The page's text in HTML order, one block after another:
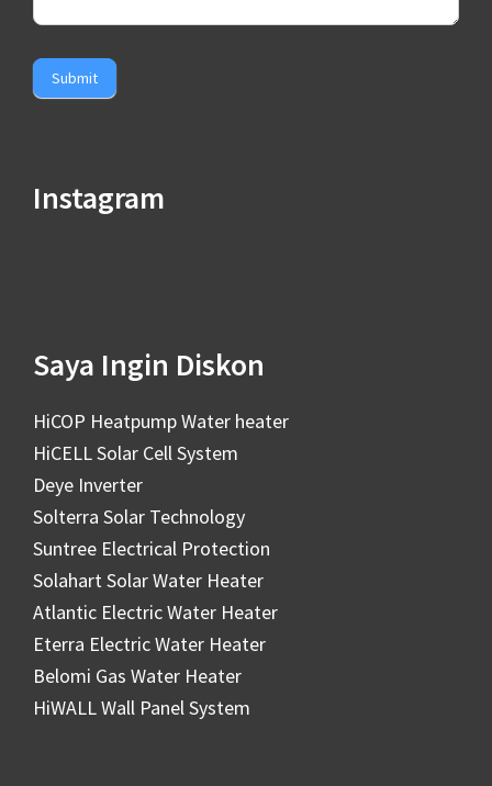
Submit
Instagram
Saya Ingin Diskon
HiCOP Heatpump Water heater
HiCELL Solar Cell System
Deye Inverter
Solterra Solar Technology
Suntree Electrical Protection
Solahart Solar Water Heater
Atlantic Electric Water Heater
Eterra Electric Water Heater
Belomi Gas Water Heater
HiWALL Wall Panel System